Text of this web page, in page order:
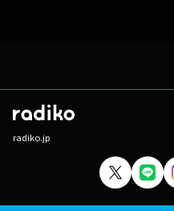
radiko.jp